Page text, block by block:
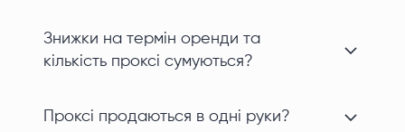
Знижки на термін оренди та
кількість проксі сумуються?
Проксі продаються в одні руки?